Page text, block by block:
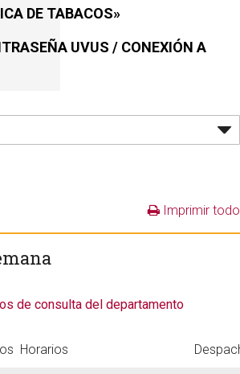
DE TABACOS»
UVUS / CONEXIÓN A
Imprimir todo
de consulta del departamento
Horarios